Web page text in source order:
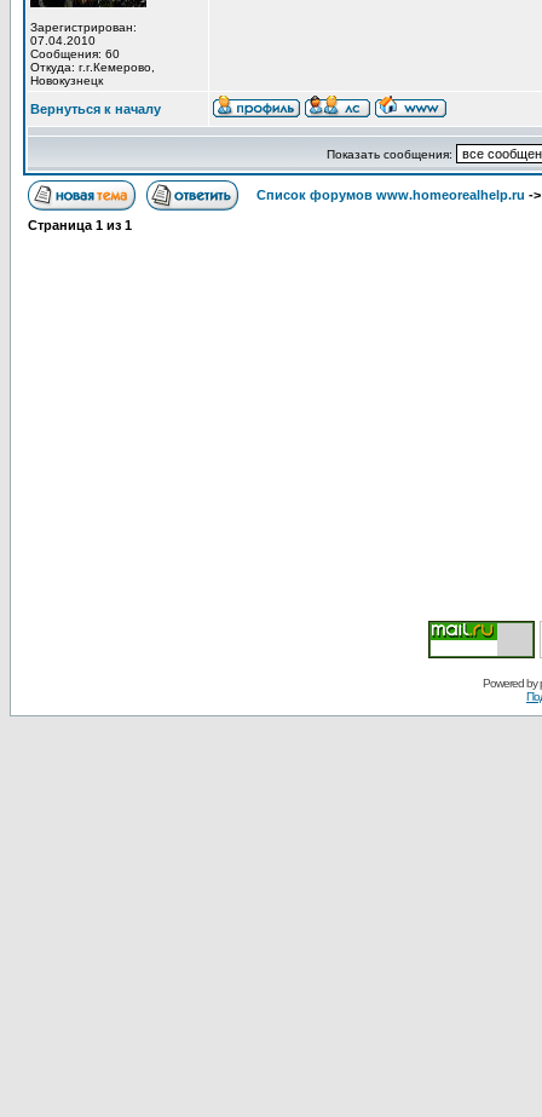
Зарегистрирован:
07.04.2010
Сообщения: 60
Откуда: г.г.Кемерово,
Новокузнецк
Вернуться к началу
Показать сообщения:
Список форумов www.homeorealhelp.ru -
Страница 1 из 1
Powered by